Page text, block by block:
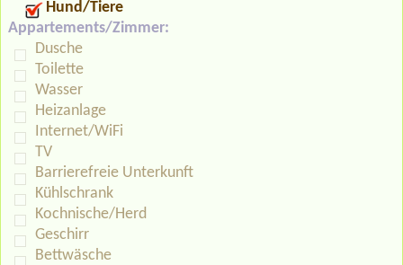
Hund/Tiere
Appartements/Zimmer:
Dusche
Toilette
Wasser
Heizanlage
Internet/WiFi
TV
Barrierefreie Unterkunft
Kühlschrank
Kochnische/Herd
Geschirr
Bettwäsche